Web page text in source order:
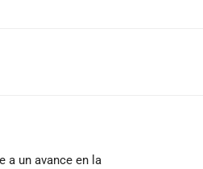
a un avance en la